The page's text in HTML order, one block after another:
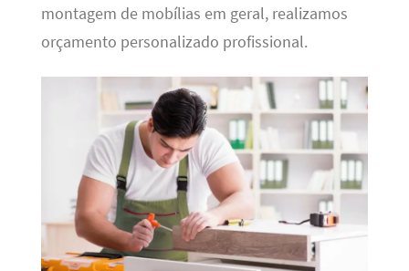
montagem de mobílias em geral, realizamos
orçamento personalizado profissional.